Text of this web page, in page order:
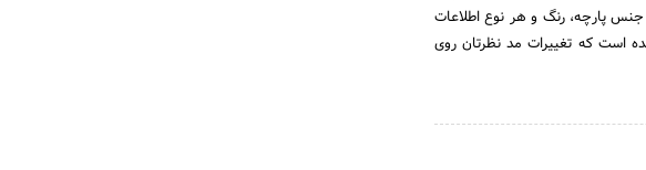
پارچه، رنگ و هر نوع اطلاعات
است که تغییرات مد نظرتان روی